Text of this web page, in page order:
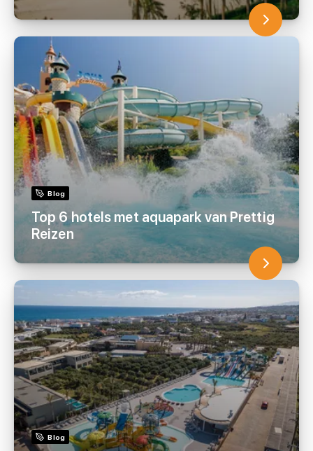
Blog
Top 6 hotels met aquapark van Prettig
Reizen
Blog